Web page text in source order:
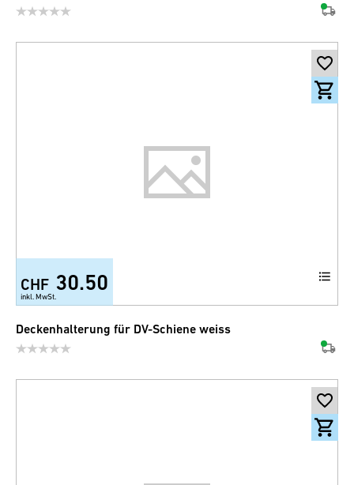
CHF 30.50
inkl. MwSt.
Deckenhalterung für DV-Schiene weiss